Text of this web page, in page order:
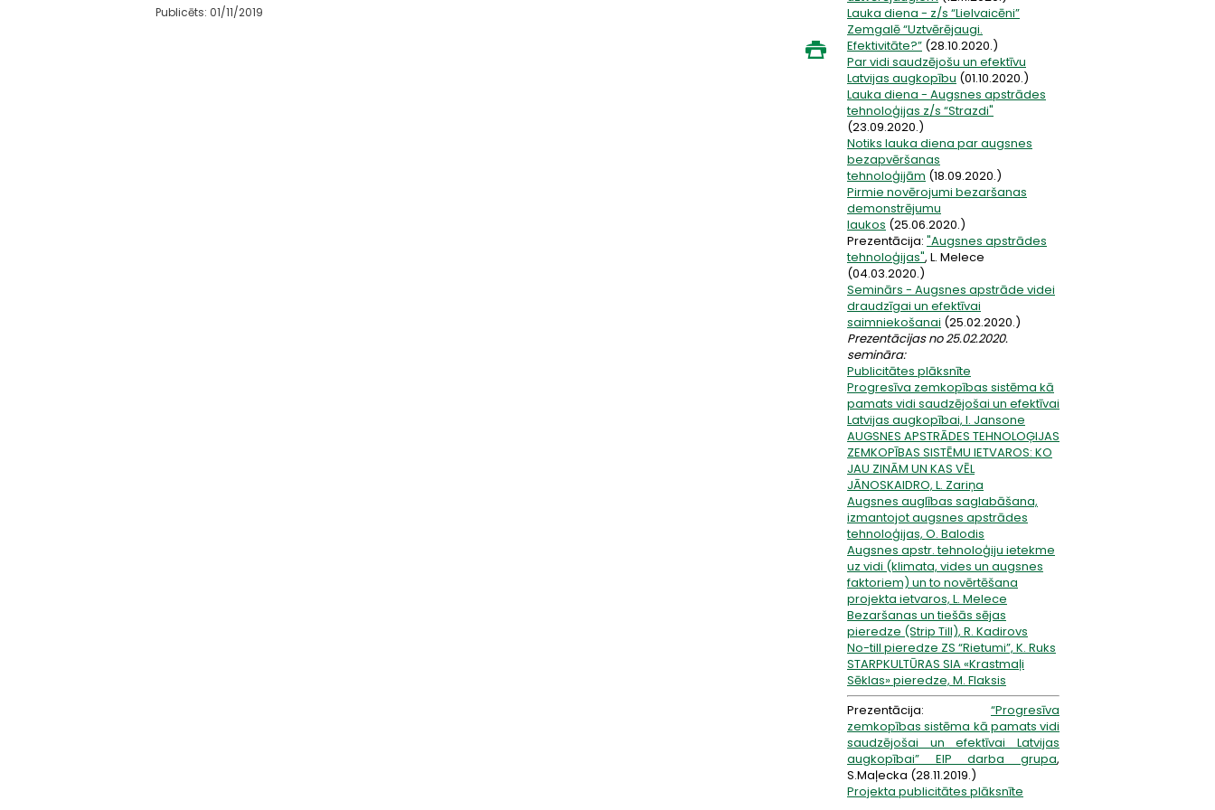
Publicēts: 01/11/2019
Lauka diena - z/s “Lielvaicēni”
Zemgalē “Uztvērējaugi.
Efektivitāte?” (28.10.2020.)
Par vidi saudzējošu un efektīvu
Latvijas augkopību (01.10.2020.)
Lauka diena - Augsnes apstrādes
tehnoloģijas z/s “Strazdi"
(23.09.2020.)
Notiks lauka diena par augsnes
bezapvēršanas
tehnoloģijām (18.09.2020.)
Pirmie novērojumi bezaršanas
demonstrējumu
laukos (25.06.2020.)
Prezentācija: "Augsnes apstrādes
tehnoloģijas", L. Melece
(04.03.2020.)
Seminārs - Augsnes apstrāde videi
draudzīgai un efektīvai
saimniekošanai (25.02.2020.)
Prezentācijas no 25.02.2020.
semināra:
Publicitātes plāksnīte
Progresīva zemkopības sistēma kā
pamats vidi saudzējošai un efektīvai
Latvijas augkopībai, I. Jansone
AUGSNES APSTRĀDES TEHNOLOĢIJAS
ZEMKOPĪBAS SISTĒMU IETVAROS: KO
JAU ZINĀM UN KAS VĒL
JĀNOSKAIDRO, L. Zariņa
Augsnes auglības saglabāšana,
izmantojot augsnes apstrādes
tehnoloģijas, O. Balodis
Augsnes apstr. tehnoloģiju ietekme
uz vidi (klimata, vides un augsnes
faktoriem) un to novērtēšana
projekta ietvaros, L. Melece
Bezaršanas un tiešās sējas
pieredze (Strip Till), R. Kadirovs
No-till pieredze ZS “Rietumi”, K. Ruks
STARPKULTŪRAS SIA «Krastmaļi
Sēklas» pieredze, M. Flaksis
Prezentācija: “Progresīva
zemkopības sistēma kā pamats vidi
saudzējošai un efektīvai Latvijas
augkopībai” EIP darba grupa,
S.Maļecka (28.11.2019.)
Projekta publicitātes plāksnīte